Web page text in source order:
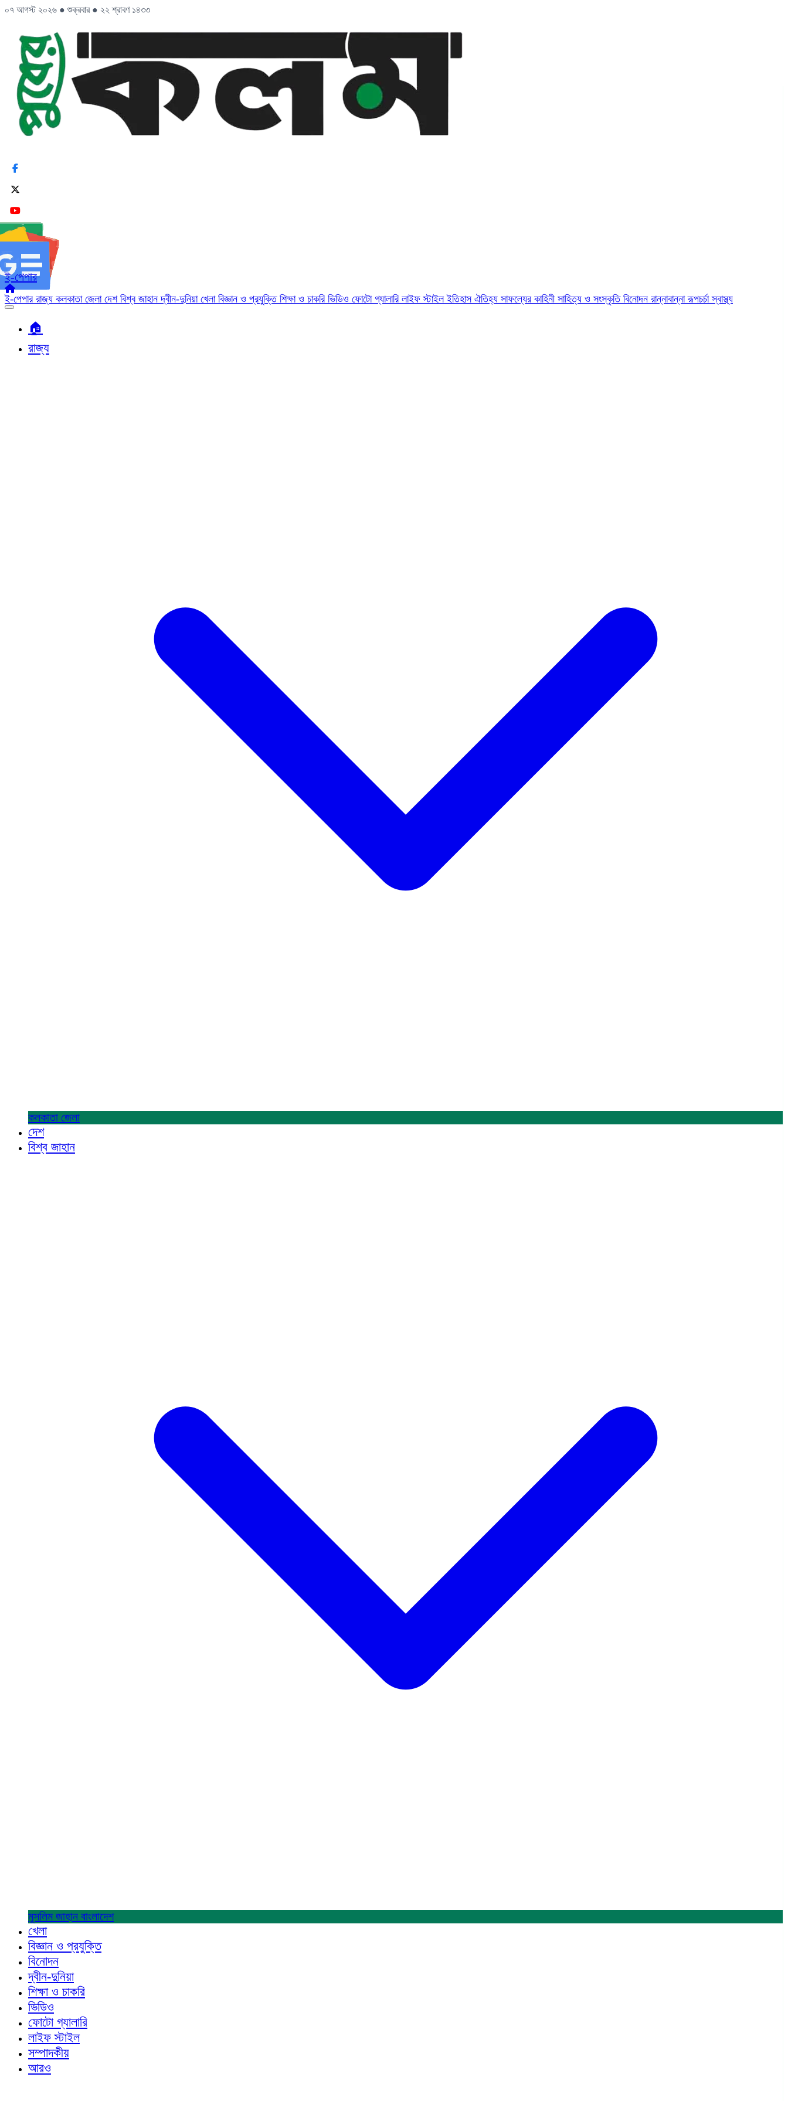
০৭ আগস্ট ২০২৬ ● শুক্রবার ● ২২ শ্রাবণ ১৪৩৩
ই-পেপার
ই-পেপার রাজ্য কলকাতা জেলা দেশ বিশ্ব জাহানদ্বীন-দুনিয়া খেলা বিজ্ঞান ও প্রযুক্তি শিক্ষা ও চাকরি ভিডিও ফোটো গ্যালারি লাইফ স্টাইলইতিহাস ঐতিহ্য সাফল্যের কাহিনী সাহিত্য ও সংস্কৃতি বিনোদন রান্নাবান্নারূপচর্চাস্বাস্থ্য
🏠︎
রাজ্য
কলকাতা জেলা
দেশ
বিশ্ব জাহান
মুসলিম জাহান বাংলাদেশ
খেলা
বিজ্ঞান ও প্রযুক্তি
বিনোদন
দ্বীন-দুনিয়া
শিক্ষা ও চাকরি
ভিডিও
ফোটো গ্যালারি
লাইফ স্টাইল
সম্পাদকীয়
আরও